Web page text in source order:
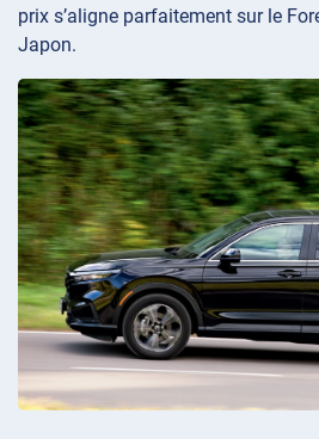
prix s’aligne parfaitement sur le
Japon.